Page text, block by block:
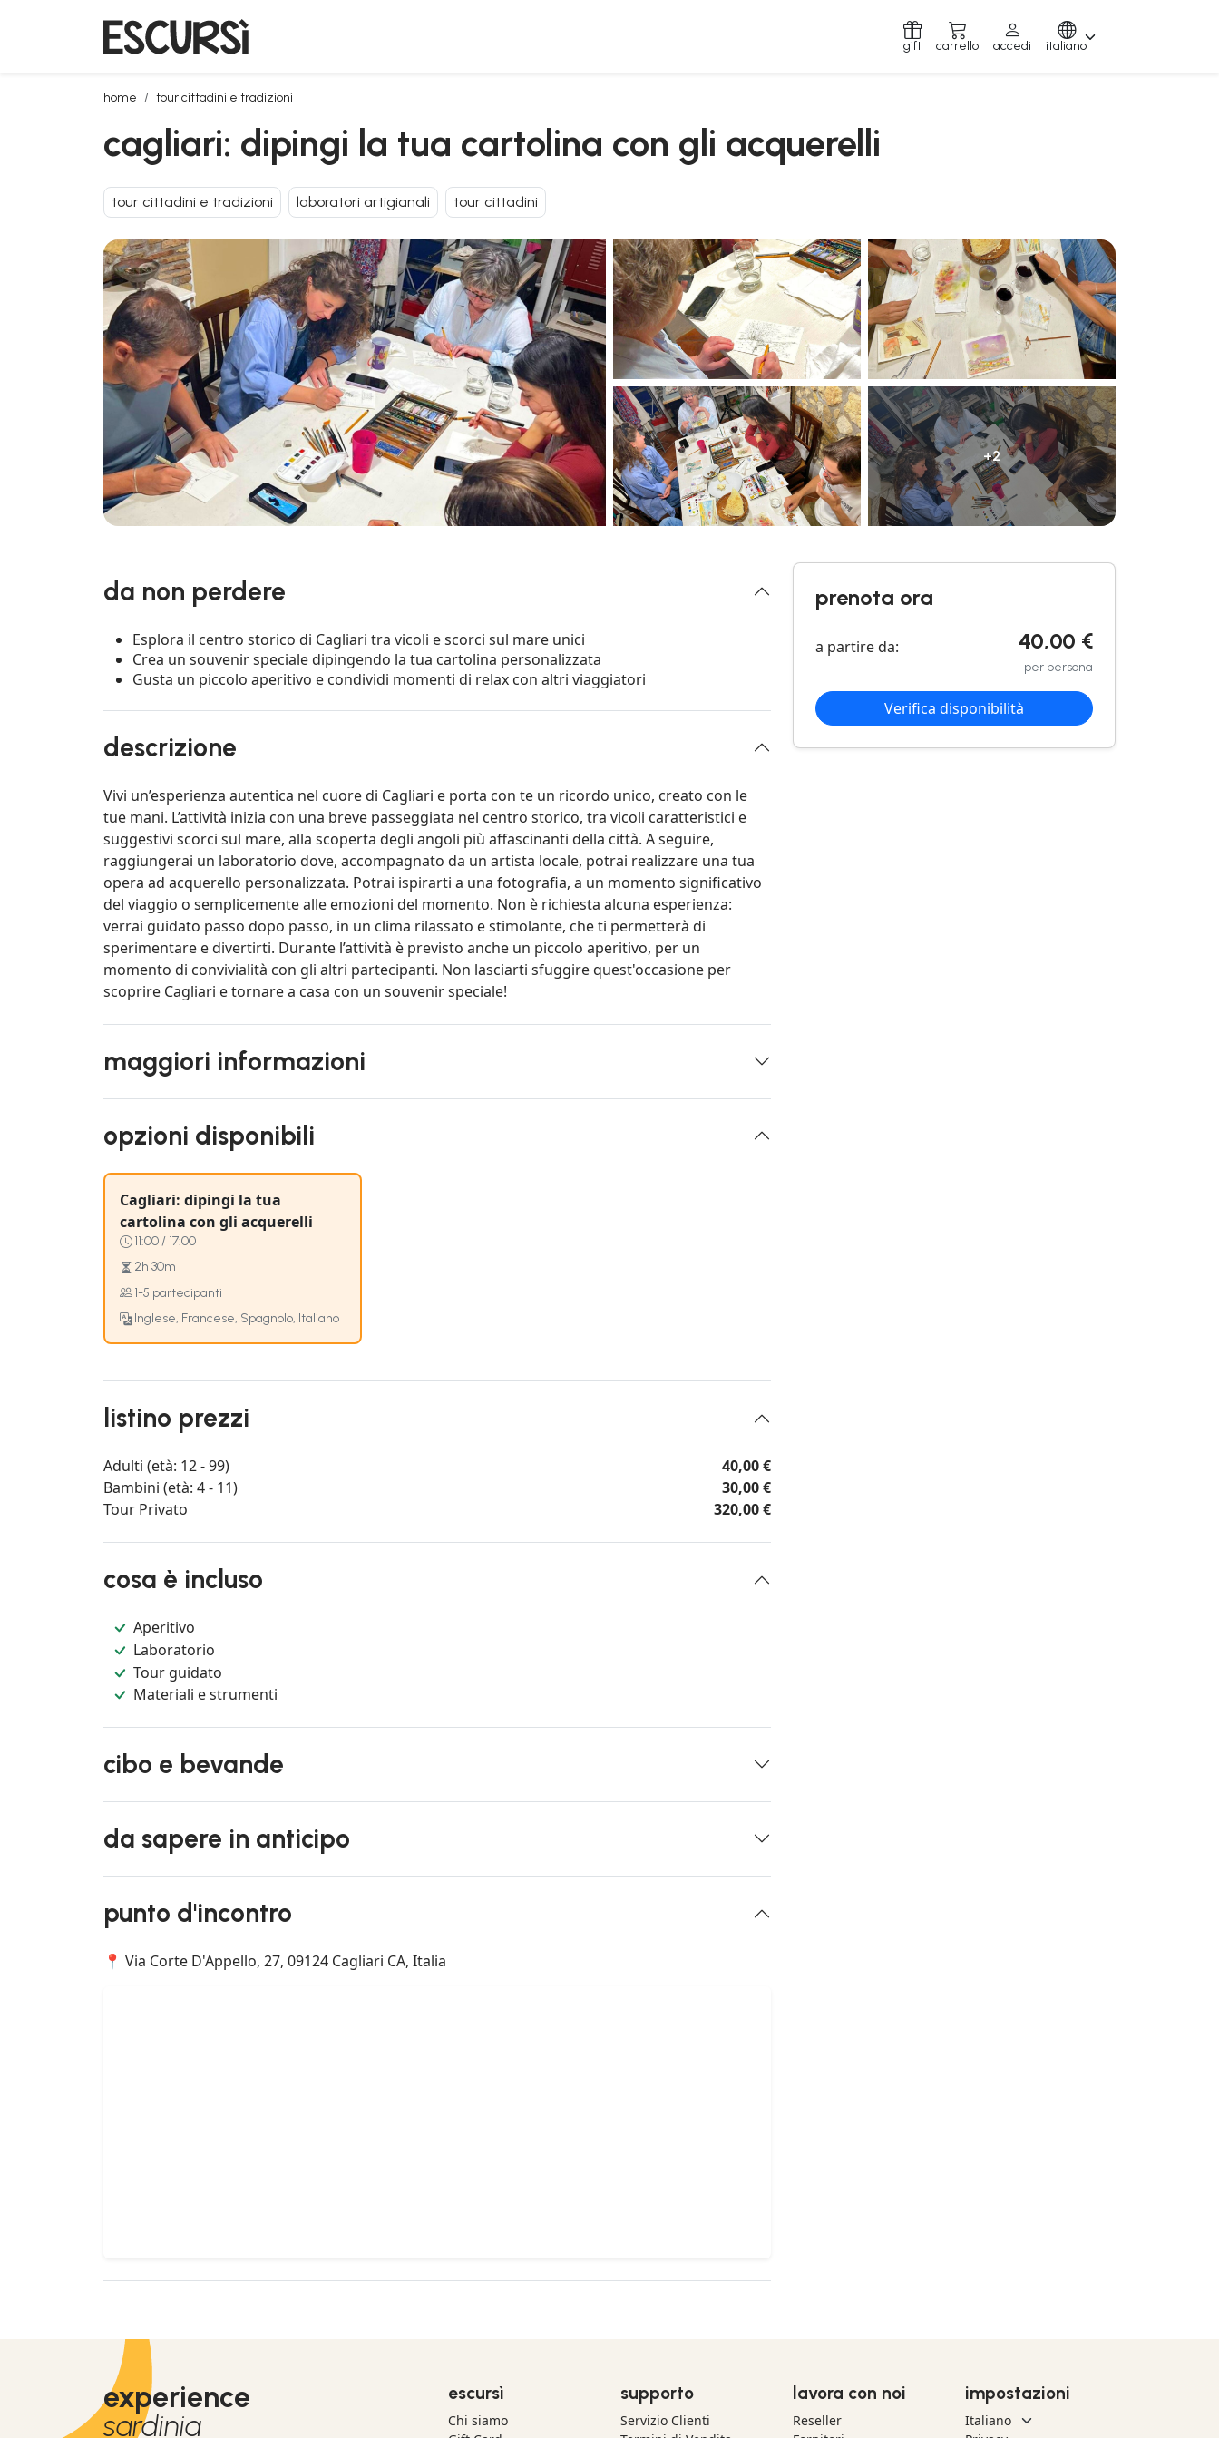
gift carrello accedi italiano
home tour cittadini e tradizioni
cagliari: dipingi la tua cartolina con gli acquerelli
cagliari: dipingi la tua cartolina con gli acquerelli
tour cittadini e tradizioni laboratori artigianali tour cittadini
+2
da non perdere
Esplora il centro storico di Cagliari tra vicoli e scorci sul mare unici
Crea un souvenir speciale dipingendo la tua cartolina personalizzata
Gusta un piccolo aperitivo e condividi momenti di relax con altri viaggiatori
descrizione
Vivi un’esperienza autentica nel cuore di Cagliari e porta con te un ricordo unico, creato con le
tue mani. L’attività inizia con una breve passeggiata nel centro storico, tra vicoli caratteristici e
suggestivi scorci sul mare, alla scoperta degli angoli più affascinanti della città. A seguire,
raggiungerai un laboratorio dove, accompagnato da un artista locale, potrai realizzare una tua
opera ad acquerello personalizzata. Potrai ispirarti a una fotografia, a un momento significativo
del viaggio o semplicemente alle emozioni del momento. Non è richiesta alcuna esperienza:
verrai guidato passo dopo passo, in un clima rilassato e stimolante, che ti permetterà di
sperimentare e divertirti. Durante l’attività è previsto anche un piccolo aperitivo, per un
momento di convivialità con gli altri partecipanti. Non lasciarti sfuggire quest'occasione per
scoprire Cagliari e tornare a casa con un souvenir speciale!
maggiori informazioni
opzioni disponibili
Cagliari: dipingi la tua
cartolina con gli acquerelli
11:00 / 17:00
2h 30m
1-5 partecipanti
Inglese, Francese, Spagnolo, Italiano
listino prezzi
Adulti (età: 12 - 99)
40,00 €
Bambini (età: 4 - 11)
30,00 €
Tour Privato
320,00 €
cosa è incluso
Aperitivo
Laboratorio
Tour guidato
Materiali e strumenti
cibo e bevande
da sapere in anticipo
punto d'incontro
📍 Via Corte D'Appello, 27, 09124 Cagliari CA, Italia
prenota ora
a partire da: 40,00 €
per persona
Verifica disponibilità
experience
sardinia
escursì
Chi siamo
supporto
Servizio Clienti
lavora con noi
Reseller
impostazioni